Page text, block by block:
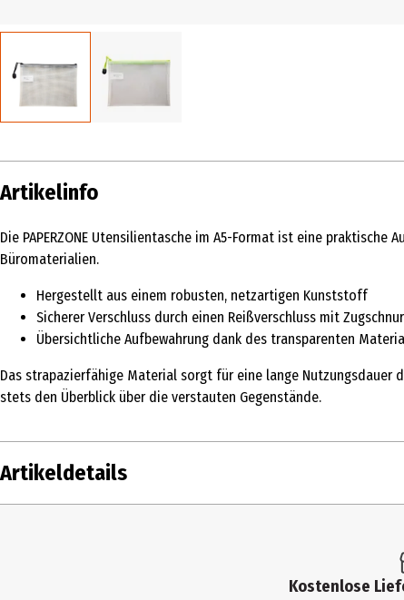
Artikelinfo
Die PAPERZONE Utensilientasche im A5-Format ist eine
Büromaterialien.
Hergestellt aus einem robusten, netzartigen Kunststoff
Sicherer Verschluss durch einen Reißverschluss mit Zugschnur
Übersichtliche Aufbewahrung dank des transparenten
Das strapazierfähige Material sorgt für eine lange Nutzungsdauer
stets den Überblick über die verstauten Gegenstände.
Artikeldetails
Kostenlose